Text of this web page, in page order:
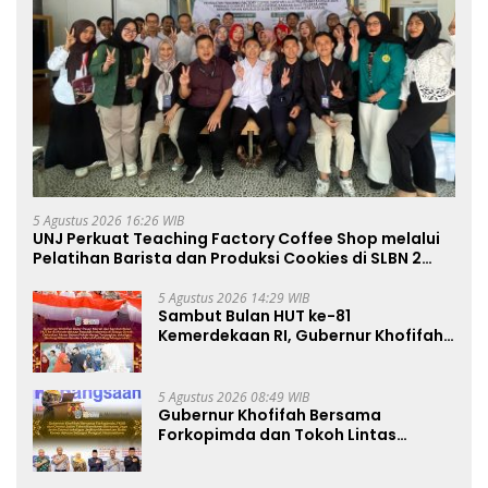
5 Agustus 2026 16:26 WIB
UNJ Perkuat Teaching Factory Coffee Shop melalui
Pelatihan Barista dan Produksi Cookies di SLBN 2
5 Agustus 2026 14:29 WIB
Sambut Bulan HUT ke-81
Kemerdekaan RI, Gubernur Khofifah
Merah Putih Bagi Masyarakat
5 Agustus 2026 08:49 WIB
Gubernur Khofifah Bersama
Forkopimda dan Tokoh Lintas